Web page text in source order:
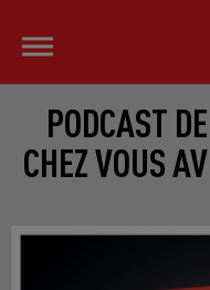
PODCAST
CHEZ VOUS